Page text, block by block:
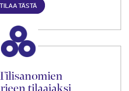
TILAA TÄSTÄ
tilaajaksi